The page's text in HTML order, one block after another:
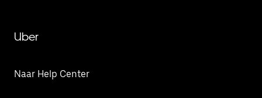
Uber
Naar Help Center